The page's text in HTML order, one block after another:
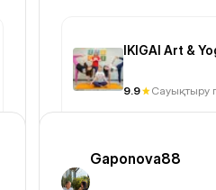
IKIGAI Art &
9.9 Сауықтыру
Gaponova88